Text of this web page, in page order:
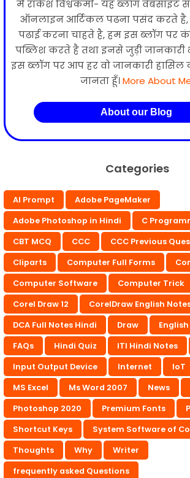
मैं राकेश विश्वकर्मा- यह ब्लॉग वेबसाइट
ऑनलाइन आर्टिकल पढना पसंद करते
पढाई करना चाहते है, हम इस ब्लॉग पर
पब्लिश करते है तथा इनसे जुड़ी जानकारी
इस ब्लॉग पर आप हर वो जानकारी
जानता हूँ।More About
About our Blog
Categories
AI Prompt
Adobe PageMaker
Adobe Photoshop in Hindi
C
CBT MCQ
CCC CCC Previous
Cliparts
Computer Full Forms
Computer Software
Computer Trick
Corel Draw 12
CorelDraw English
DCA Full Notes Hindi
Draw
FAQs
Hindi Quiz ITI Hindi Notes
Input Output Device
Internet IoT
MS Excel
Ms Word 2007 News
Photoshop 2020
Premium Fonts
Shortcut Keys
System Software of
Thoughts
Why
Writer
frequently asked Questions